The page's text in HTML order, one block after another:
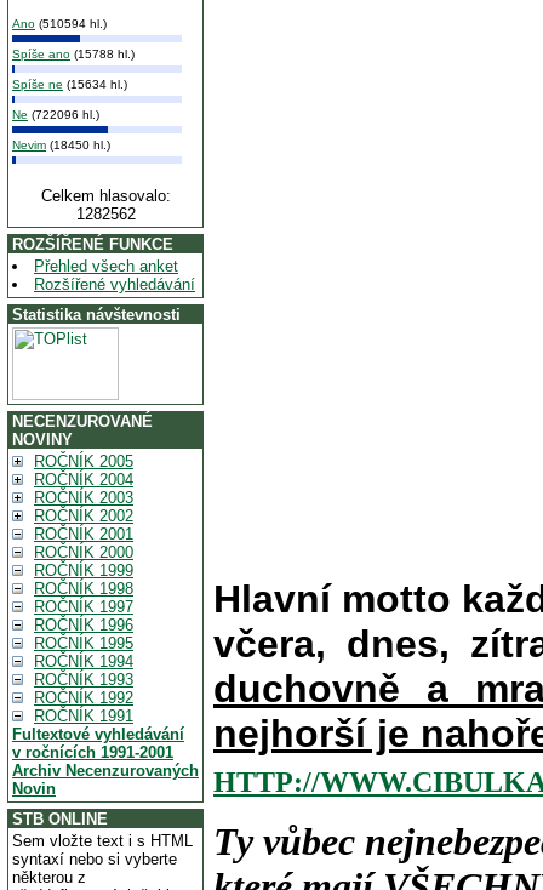
Ano (510594 hl.)
Spíše ano (15788 hl.)
Spíše ne (15634 hl.)
Ne (722096 hl.)
Nevim (18450 hl.)
Celkem hlasovalo:
1282562
ROZŠÍŘENÉ FUNKCE
Přehled všech anket
Rozšířené vyhledávání
Statistika návštevnosti
NECENZUROVANÉ
NOVINY
ROČNÍK 2005
ROČNÍK 2004
ROČNÍK 2003
ROČNÍK 2002
ROČNÍK 2001
ROČNÍK 2000
ROČNÍK 1999
ROČNÍK 1998
ROČNÍK 1997
ROČNÍK 1996
ROČNÍK 1995
ROČNÍK 1994
ROČNÍK 1993
ROČNÍK 1992
ROČNÍK 1991
Fultextové vyhledávání
v ročnících 1991-2001
Archiv Necenzurovaných
Novin
STB ONLINE
Sem vložte text i s HTML
syntaxí nebo si vyberte
některou z
Hlavní motto
včera, dnes,
duchovně a
nejhorší je
HTTP://
Ty vůbec